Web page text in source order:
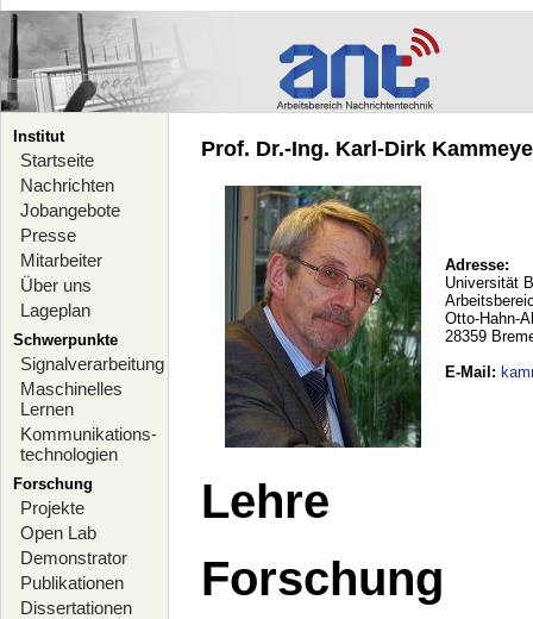
Institut
Startseite
Nachrichten
Jobangebote
Presse
Mitarbeiter
Über uns
Lageplan
Schwerpunkte
Signalverarbeitung
Maschinelles
Lernen
Kommunikations-
technologien
Forschung
Projekte
Open Lab
Demonstrator
Publikationen
Dissertationen
Prof. Dr.-Ing. Karl-Dirk
Adresse:
Universität
Otto-Hahn-
28359
E-Mail :
Lehre
Forschung